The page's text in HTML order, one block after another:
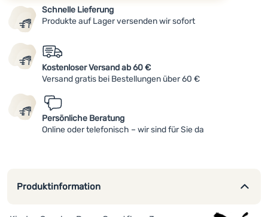
Schnelle Lieferung
Produkte auf Lager versenden wir sofort
Kostenloser Versand ab 60 €
Versand gratis bei Bestellungen über 60 €
Persönliche Beratung
Online oder telefonisch – wir sind für Sie da
Produktinformation